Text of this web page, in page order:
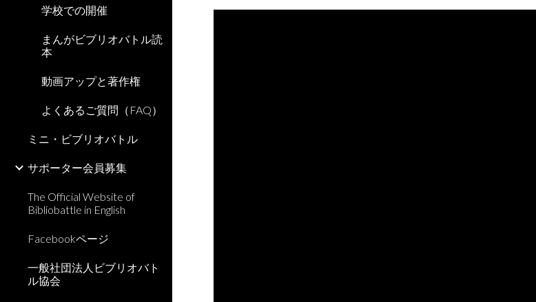
学校での開催
まんがビブリオバトル読
本
動画アップと著作権
よくあるご質問（FAQ）
ミニ・ビブリオバトル
サポーター会員募集
The Official Website of
Bibliobattle in English
Facebookページ
一般社団法人ビブリオバト
ル協会